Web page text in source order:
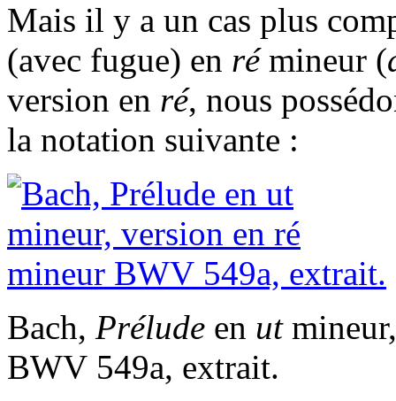
Mais il y a un cas plus
(avec fugue) en rémineur (
version en ré, nous
la notation suivante :
Bach, Prélude en ut
BWV 549a, extrait.